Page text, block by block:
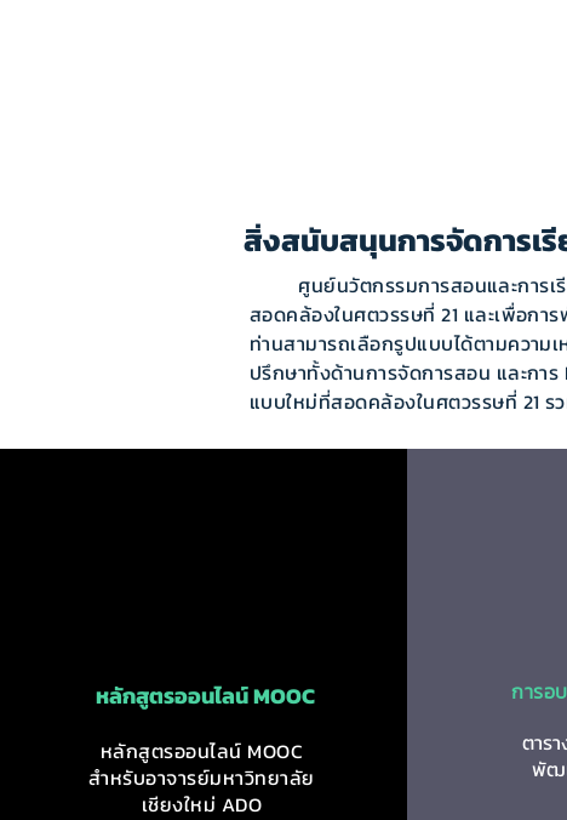
สิ่งสนับสนุนการจัดการเรี
ศูนย์นวัตกรรมการสอนและการเรีย
สอดคล้องในศตวรรษที่ 21 และเพื่อกา
ท่านสามารถเลือกรูปแบบได้ตามความ
ปรึกษาทั้งด้านการจัดการสอน และกา
แบบใหม่ที่สอดคล้องในศตวรรษที่ 21
หลักสูตรออนไลน์ MOOC
หลักสูตรออนไลน์ MOOC
สำหรับอาจารย์มหาวิทยาลัย
เชียงใหม่ ADO
การอ
ตาร
พัฒ